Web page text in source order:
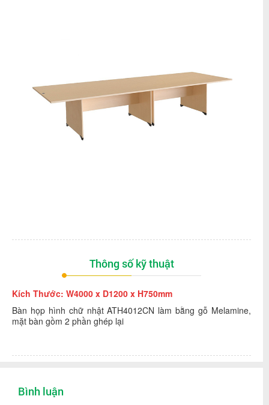
Thông số kỹ thuật
Kích Thước: W4000 x D1200 x H750mm
Bàn họp hình chữ nhật ATH4012CN làm bằng gỗ Melamine,
mặt bàn gồm 2 phần ghép lại
Bình luận